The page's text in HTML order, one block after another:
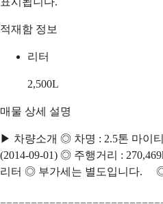
적재함 정보
리터
2,500L
매물 상세 설명
▶ 차량소개 ◎ 차명 : 2.5톤 마이
(2014-09-01) ◎ 주행거리 :
리터 ◎ 부가세는 별도입니다. ◎